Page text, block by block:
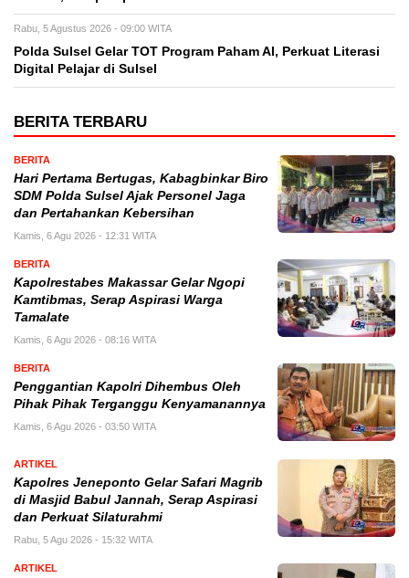
Rabu, 5 Agustus 2026 - 09:00 WITA
Polda Sulsel Gelar TOT Program Paham AI, Perkuat Literasi
Digital Pelajar di Sulsel
BERITA TERBARU
BERITA
Hari Pertama Bertugas, Kabagbinkar Biro
SDM Polda Sulsel Ajak Personel Jaga
dan Pertahankan Kebersihan
Kamis, 6 Agu 2026 - 12:31 WITA
BERITA
Kapolrestabes Makassar Gelar Ngopi
Kamtibmas, Serap Aspirasi Warga
Tamalate
Kamis, 6 Agu 2026 - 08:16 WITA
BERITA
Penggantian Kapolri Dihembus Oleh
Pihak Pihak Terganggu Kenyamanannya
Kamis, 6 Agu 2026 - 03:50 WITA
ARTIKEL
Kapolres Jeneponto Gelar Safari Magrib
di Masjid Babul Jannah, Serap Aspirasi
dan Perkuat Silaturahmi
Rabu, 5 Agu 2026 - 15:32 WITA
ARTIKEL